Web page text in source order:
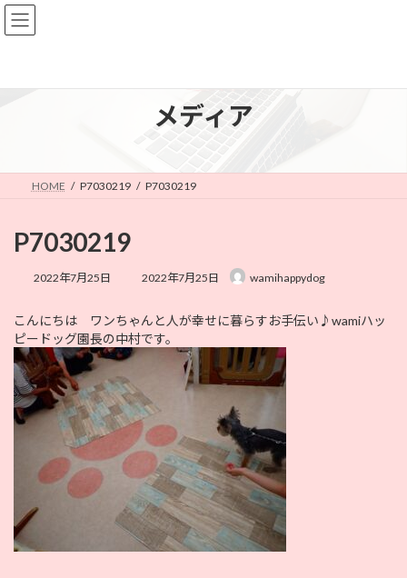
コ
ン
プ
ナ
ビ
動
メディア
HOME P7030219 P7030219
P7030219
2022年7月25日
最
新
日
時
2022年7月25日 wamihappydog
こんにちは ワンちゃんと人が幸せに暮らすお手伝い♪wamiハッ
ピードッグ園長の中村です。